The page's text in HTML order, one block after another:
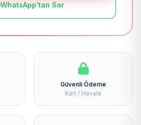
WhatsApp'tan Sor
Güvenli Ödeme
Kart / Havale